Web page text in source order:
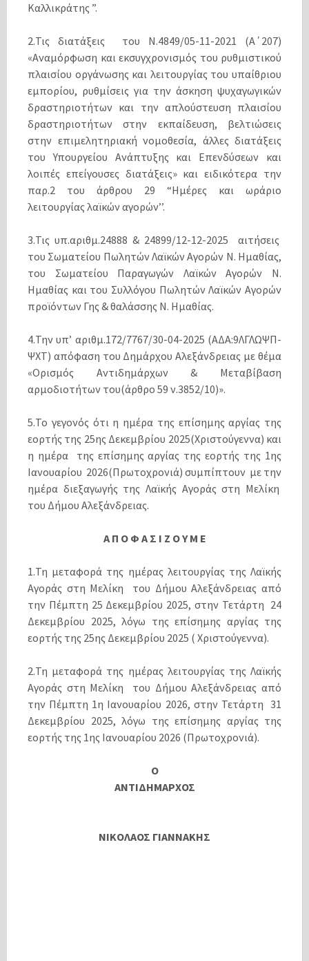
Καλλικράτης ”.
2.Τις διατάξεις του Ν.4849/05-11-2021 (Α΄207)
«Αναμόρφωση και εκσυγχρονισμός του ρυθμιστικού
πλαισίου οργάνωσης και λειτουργίας του υπαίθριου
εμπορίου, ρυθμίσεις για την άσκηση ψυχαγωγικών
δραστηριοτήτων και την απλούστευση πλαισίου
δραστηριοτήτων στην εκπαίδευση, βελτιώσεις
στην επιμελητηριακή νομοθεσία, άλλες διατάξεις
του Υπουργείου Ανάπτυξης και Επενδύσεων και
λοιπές επείγουσες διατάξεις» και ειδικότερα την
παρ.2 του άρθρου 29 “Ημέρες και ωράριο
λειτουργίας λαϊκών αγορών’’.
3.Τις υπ.αριθμ.24888 & 24899/12-12-2025 αιτήσεις
του Σωματείου Πωλητών Λαϊκών Αγορών Ν. Ημαθίας,
του Σωματείου Παραγωγών Λαϊκών Αγορών Ν.
Ημαθίας και του Συλλόγου Πωλητών Λαϊκών Αγορών
προϊόντων Γης & θαλάσσης Ν. Ημαθίας.
4.Την υπ’ αριθμ.172/7767/30-04-2025 (ΑΔΑ:9ΛΓΛΩΨΠ-
ΨΧΤ) απόφαση του Δημάρχου Αλεξάνδρειας με θέμα
«Ορισμός Αντιδημάρχων & Μεταβίβαση
αρμοδιοτήτων του(άρθρο 59 ν.3852/10)».
5.Το γεγονός ότι η ημέρα της επίσημης αργίας της
εορτής της 25ης Δεκεμβρίου 2025(Χριστούγεννα) και
η ημέρα της επίσημης αργίας της εορτής της 1ης
Ιανουαρίου 2026(Πρωτοχρονιά) συμπίπτουν με την
ημέρα διεξαγωγής της Λαϊκής Αγοράς στη Μελίκη
του Δήμου Αλεξάνδρειας.
Α Π Ο Φ Α Σ Ι Ζ Ο Υ Μ Ε
1.Τη μεταφορά της ημέρας λειτουργίας της Λαϊκής
Αγοράς στη Μελίκη του Δήμου Αλεξάνδρειας από
την Πέμπτη 25 Δεκεμβρίου 2025, στην Τετάρτη 24
Δεκεμβρίου 2025, λόγω της επίσημης αργίας της
εορτής της 25ης Δεκεμβρίου 2025 ( Χριστούγεννα).
2.Τη μεταφορά της ημέρας λειτουργίας της Λαϊκής
Αγοράς στη Μελίκη του Δήμου Αλεξάνδρειας από
την Πέμπτη 1η Ιανουαρίου 2026, στην Τετάρτη 31
Δεκεμβρίου 2025, λόγω της επίσημης αργίας της
εορτής της 1ης Ιανουαρίου 2026 (Πρωτοχρονιά).
Ο
ΑΝΤΙΔΗΜΑΡΧΟΣ
ΝΙΚΟΛΑΟΣ ΓΙΑΝΝΑΚΗΣ